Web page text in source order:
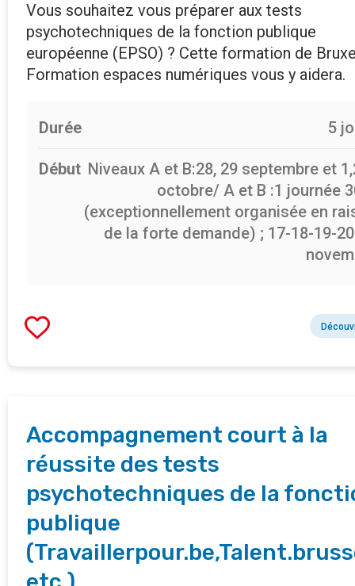
Vous souhaitez vous préparer aux tests
psychotechniques de la fonction publique
européenne (EPSO) ? Cette formation de
Formation espaces numériques vous y aidera.
Durée 5
Début Niveaux A et B:28, 29 septembre et
octobre/ A et B :1 journée
(exceptionnellement organisée en
de la forte demande) ; 17-18-19-
Accompagnement court à la
réussite des tests
psychotechniques de la
publique